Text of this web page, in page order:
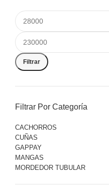
Filtrar
Filtrar Por Categoría
CACHORROS
CUÑAS
GAPPAY
MANGAS
MORDEDOR TUBULAR